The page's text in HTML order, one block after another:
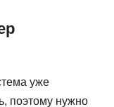
уже
поэтому нужно